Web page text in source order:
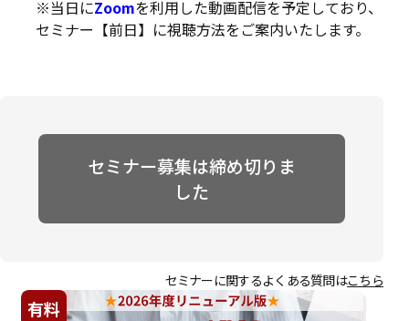
※当日にZoomを利用した動画配信を予定しており、
セミナー【前日】に視聴方法をご案内いたします。
セミナー募集は締め切りま
した
セミナーに関するよくある質問はこちら
有料